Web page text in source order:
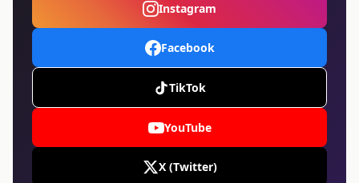
Instagram
Facebook
TikTok
YouTube
X (Twitter)